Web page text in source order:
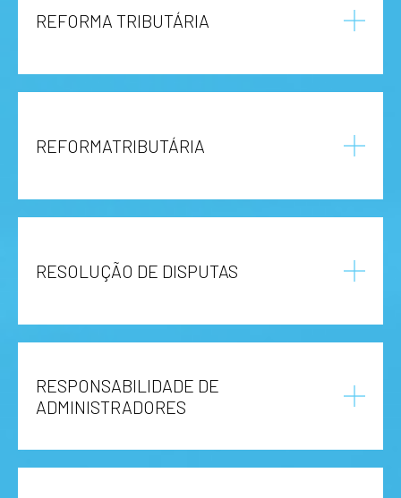
REFORMA TRIBUTÁRIA
REFORMATRIBUTÁRIA
RESOLUÇÃO DE DISPUTAS
RESPONSABILIDADE DE
ADMINISTRADORES